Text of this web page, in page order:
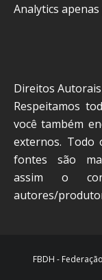
Analytics
Direitos Autorais
Respeitamos
você também
externos. Todo
fontes são
assim o
autores/
FBDH -